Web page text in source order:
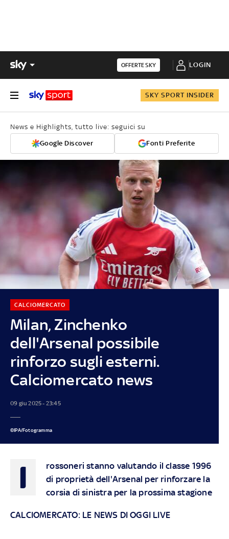
OFFERTE SKY LOGIN
SKY SPORT INSIDER
News e Highlights, tutto live: seguici su
Google Discover Fonti Preferite
Milan, Zinchenko
dell'Arsenal possibile
rinforzo sugli esterni.
Calciomercato news
CALCIOMERCATO
09 giu 2025 - 23:45
©IPA/Fotogramma
I
rossoneri stanno valutando il classe 1996
di proprietà dell'Arsenal per rinforzare la
corsia di sinistra per la prossima stagione
CALCIOMERCATO: LE NEWS DI OGGI LIVE